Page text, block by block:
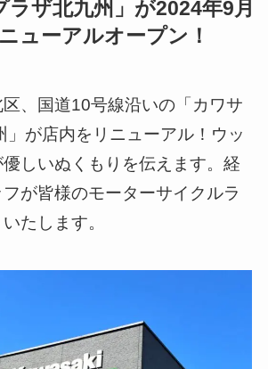
ラザ北九州」が2024年9月
ューアルオープン！
、国道10号線沿いの「カワサ
」が店内をリニューアル！ウッ
しいぬくもりを伝えます。経
が皆様のモーターサイクルラ
たします。